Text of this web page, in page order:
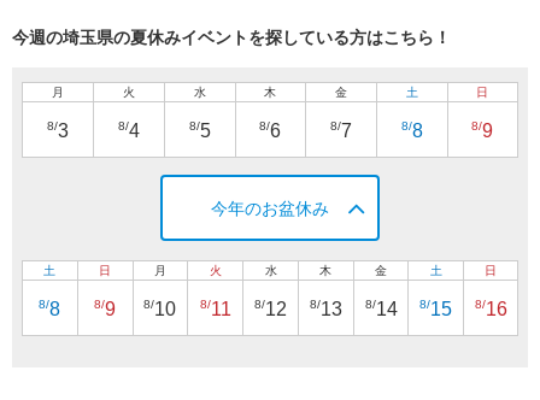
今週の埼玉県の夏休みイベントを探している方はこちら！
月
8/3
火
8/4
水
8/5
木
8/6
金
8/7
土
8/8
日
8/9
今年のお盆休み
土
8/8
日
8/9
月
8/10
火
8/11
水
8/12
木
8/13
金
8/14
土
8/15
日
8/16